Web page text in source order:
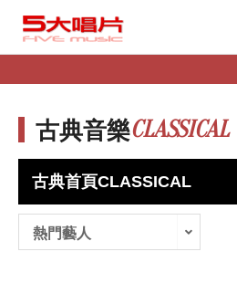
古典音樂CLASSICAL
古典首頁CLASSICAL
熱門藝人